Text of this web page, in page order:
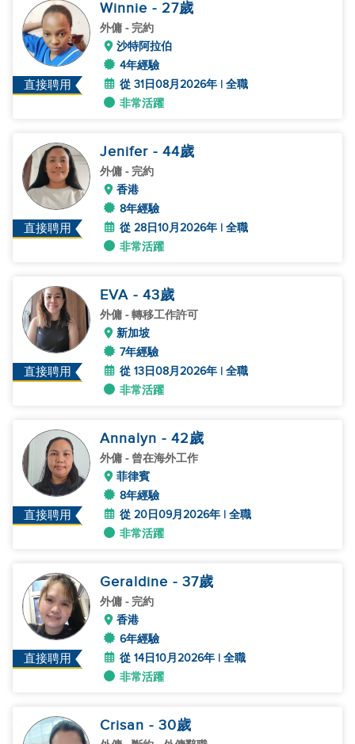
直接聘用
Winnie - 27歲
外傭 - 完約
沙特阿拉伯
4年經驗
從 31日08月2026年 | 全職
非常活躍
直接聘用
Jenifer - 44歲
外傭 - 完約
香港
8年經驗
從 28日10月2026年 | 全職
非常活躍
直接聘用
EVA - 43歲
外傭 - 轉移工作許可
新加坡
7年經驗
從 13日08月2026年 | 全職
非常活躍
直接聘用
Annalyn - 42歲
外傭 - 曾在海外工作
菲律賓
8年經驗
從 20日09月2026年 | 全職
非常活躍
直接聘用
Geraldine - 37歲
外傭 - 完約
香港
6年經驗
從 14日10月2026年 | 全職
非常活躍
Crisan - 30歲